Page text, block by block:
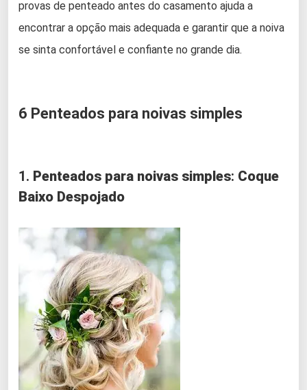
provas de penteado antes do casamento ajuda a
encontrar a opção mais adequada e garantir que a noiva
se sinta confortável e confiante no grande dia.
6 Penteados para noivas simples
1. Penteados para noivas simples: Coque
Baixo Despojado